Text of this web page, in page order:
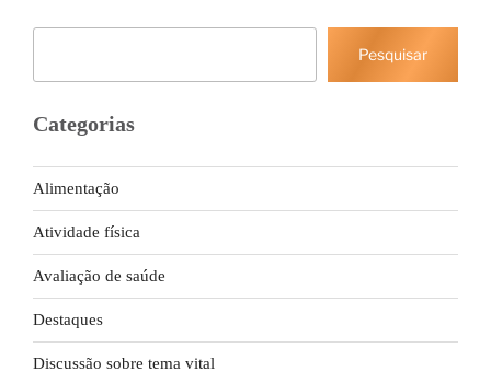
Pesquisar
Categorias
Alimentação
Atividade física
Avaliação de saúde
Destaques
Discussão sobre tema vital